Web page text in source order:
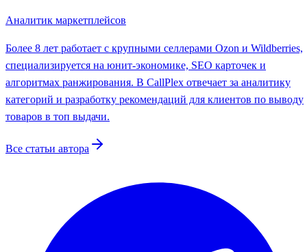
Аналитик маркетплейсов
Более 8 лет работает с крупными селлерами Ozon и Wildberries,
специализируется на юнит-экономике, SEO карточек и
алгоритмах ранжирования. В CallPlex отвечает за аналитику
категорий и разработку рекомендаций для клиентов по выводу
товаров в топ выдачи.
Все статьи автора